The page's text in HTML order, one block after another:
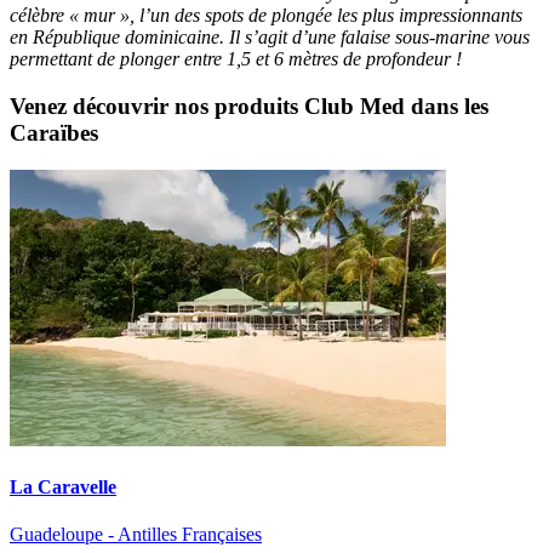
célèbre « mur », l’un des spots de plongée les plus impressionnants
en République dominicaine. Il s’agit d’une falaise sous-marine vous
permettant de plonger entre 1,5 et 6 mètres de profondeur !
Venez découvrir nos produits Club Med dans les
Caraïbes
La Caravelle
Guadeloupe - Antilles Françaises